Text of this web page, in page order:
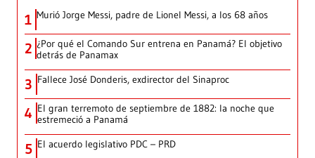
1 Murió Jorge Messi, padre de Lionel Messi, a los 68 años
2 ¿Por qué el Comando Sur entrena en Panamá? El objetivo
detrás de Panamax
3 Fallece José Donderis, exdirector del Sinaproc
4 El gran terremoto de septiembre de 1882: la noche que
estremeció a Panamá
5 El acuerdo legislativo PDC – PRD